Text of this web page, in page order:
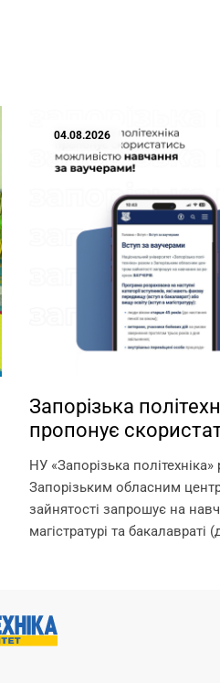
04.08.2026
Запорізька
пропонує
ваучерами!
НУ «Запорізька політехніка»
Запорізьким обласним
зайнятості запрошує на
магістратурі та бакалавраті
службою зайнятості та...